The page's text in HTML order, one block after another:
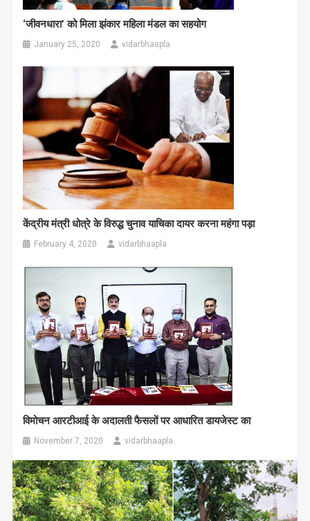
‘जीवनधारा’ को मिला झंकार महिला मंडल का सहयोग
January 25, 2020 vidarbhaapla
केंद्रीय मंत्री धोत्रे के विरुद्ध चुनाव याचिका दायर करना महंगा पड़ा
February 4, 2020 vidarbhaapla
विमोचन आरटीआई के अदालती फैसलों पर आधारित डायजेस्ट का
November 7, 2020 vidarbhaapla